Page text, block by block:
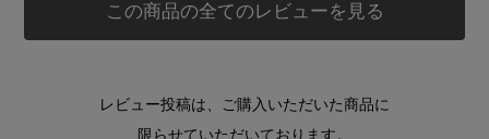
この商品の全てのレビューを見る
レビュー投稿は、ご購入いただいた商品に
限らせていただいております。